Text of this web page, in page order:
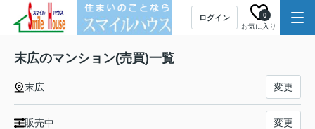
ログイン
お気に入り
0
末広のマンション(売買)一覧
末広 変更
販売中 変更